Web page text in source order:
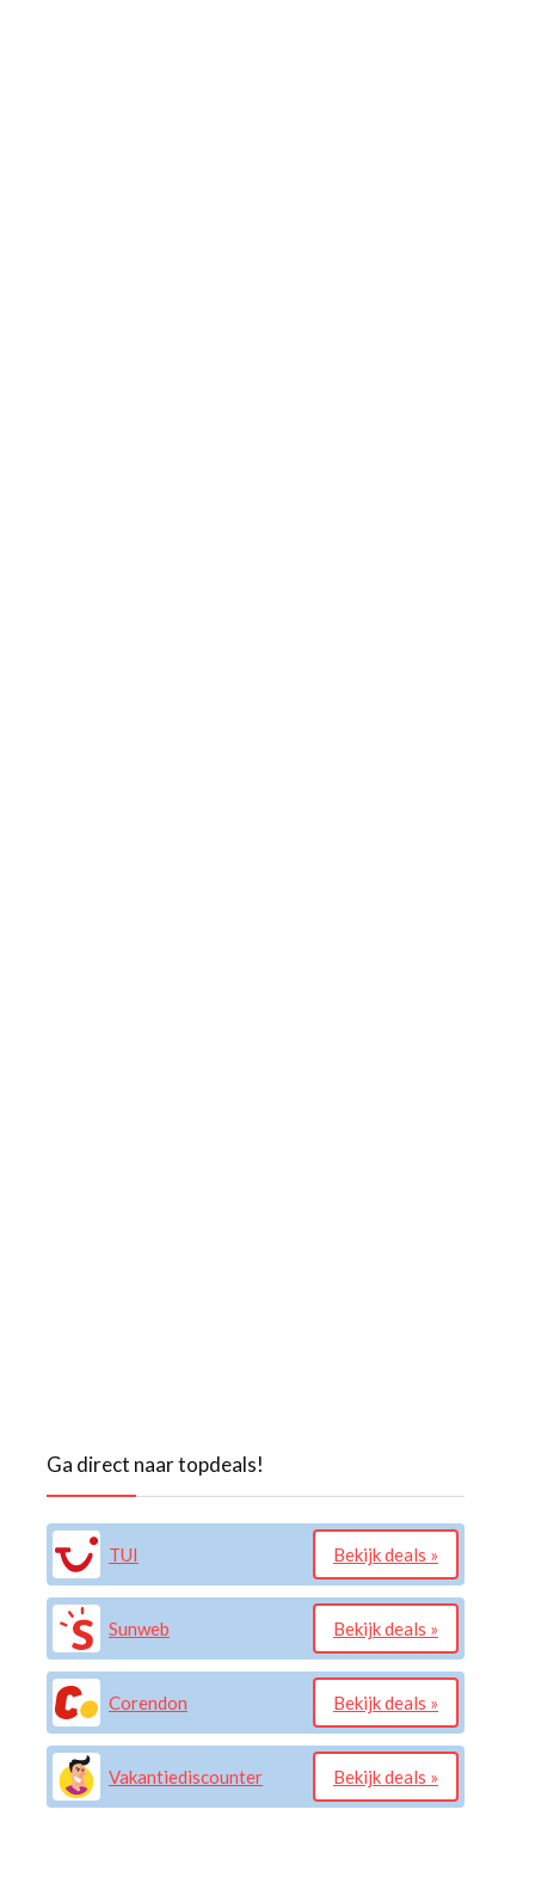
Ga direct naar topdeals!
TUI Bekijk deals »
Sunweb Bekijk deals »
Corendon Bekijk deals »
Vakantiediscounter Bekijk deals »